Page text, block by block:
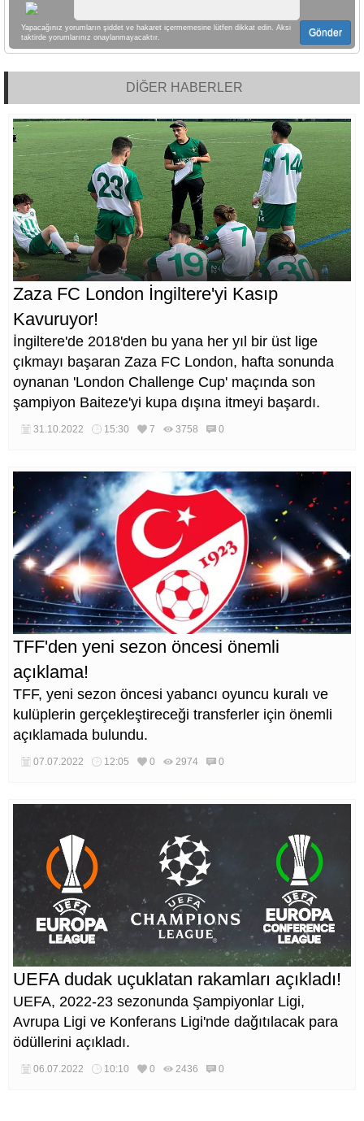
Yapacağınız yorumların şiddet ve hakaret içermemesine lütfen dikkat edin. Aksi
taktirde yorumlarınız onaylanmayacaktır.
Gönder
DİĞER HABERLER
Zaza FC London İngiltere'yi Kasıp
Kavuruyor!
İngiltere'de 2018'den bu yana her yıl bir üst lige
çıkmayı başaran Zaza FC London, hafta sonunda
oynanan 'London Challenge Cup' maçında son
şampiyon Baiteze'yi kupa dışına itmeyi başardı.
31.10.2022 15:30 7 3758 0
TFF'den yeni sezon öncesi önemli
açıklama!
TFF, yeni sezon öncesi yabancı oyuncu kuralı ve
kulüplerin gerçekleştireceği transferler için önemli
açıklamada bulundu.
07.07.2022 12:05 0 2974 0
UEFA dudak uçuklatan rakamları açıkladı!
UEFA, 2022-23 sezonunda Şampiyonlar Ligi,
Avrupa Ligi ve Konferans Ligi'nde dağıtılacak para
ödüllerini açıkladı.
06.07.2022 10:10 0 2436 0